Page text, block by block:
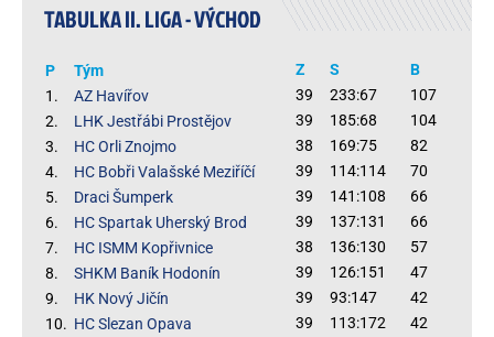
TABULKA II. LIGA - VÝCHOD
P Tým Z S
B
1.
AZ Havířov 39 233:67
107
2.
LHK Jestřábi Prostějov 39 185:68
104
3.
HC Orli Znojmo 38 169:75
82
4.
HC Bobři Valašské Meziříčí 39 114:114
70
5.
Draci Šumperk 39 141:108
66
6.
HC Spartak Uherský Brod 39 137:131
66
7.
HC ISMM Kopřivnice 38 136:130
57
8.
SHKM Baník Hodonín 39 126:151
47
9.
HK Nový Jičín 39 93:147
42
10. HC Slezan Opava 39 113:172
42